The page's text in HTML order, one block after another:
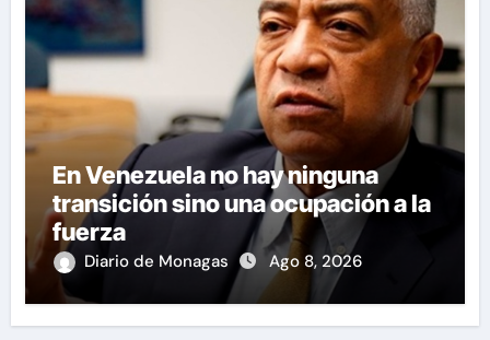
En Venezuela no hay ninguna
transición sino una ocupación a la
fuerza
Diario de Monagas Ago 8, 2026